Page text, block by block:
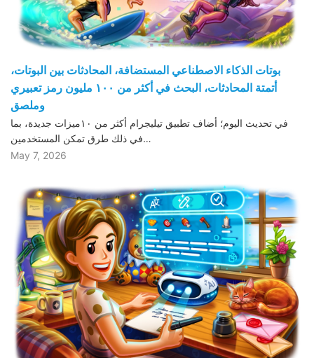
بوتات الذكاء الاصطناعي المستضافة، المحادثات بين البوتات،
أتمتة المحادثات، البحث في أكثر من ١٠٠ مليون رمز تعبيري
وملصق
في تحديث اليوم؛ أضاف تطبيق تيليجرام أكثر من ١٠ميزات جديدة، بما
في ذلك طرق تمكن المستخدمين…
May 7, 2026